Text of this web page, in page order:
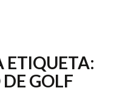
ETIQUETA:
GOLF